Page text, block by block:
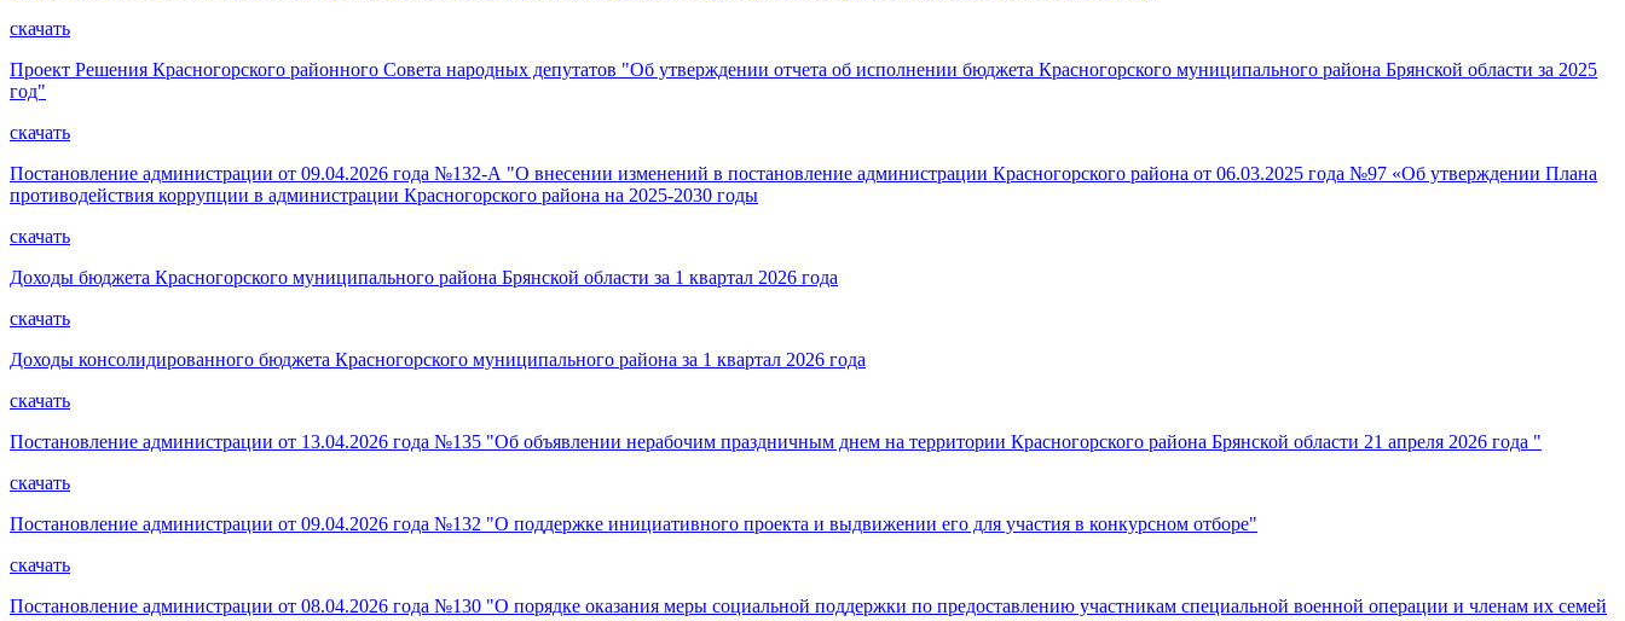
скачать
Проект Решения Красногорского районного Совета народных депутатов "Об утверждении отчета об исполнении бюджета Красногорского муниципального района Брянской области за 2025
год"
скачать
Постановление администрации от 09.04.2026 года №132-А "О внесении изменений в постановление администрации Красногорского района от 06.03.2025 года №97 «Об утверждении Плана
противодействия коррупции в администрации Красногорского района на 2025-2030 годы
скачать
Доходы бюджета Красногорского муниципального района Брянской области за 1 квартал 2026 года
скачать
Доходы консолидированного бюджета Красногорского муниципального района за 1 квартал 2026 года
скачать
Постановление администрации от 13.04.2026 года №135 "Об объявлении нерабочим праздничным днем на территории Красногорского района Брянской области 21 апреля 2026 года "
скачать
Постановление администрации от 09.04.2026 года №132 "О поддержке инициативного проекта и выдвижении его для участия в конкурсном отборе"
скачать
Постановление администрации от 08.04.2026 года №130 "О порядке оказания меры социальной поддержки по предоставлению участникам специальной военной операции и членам их семей